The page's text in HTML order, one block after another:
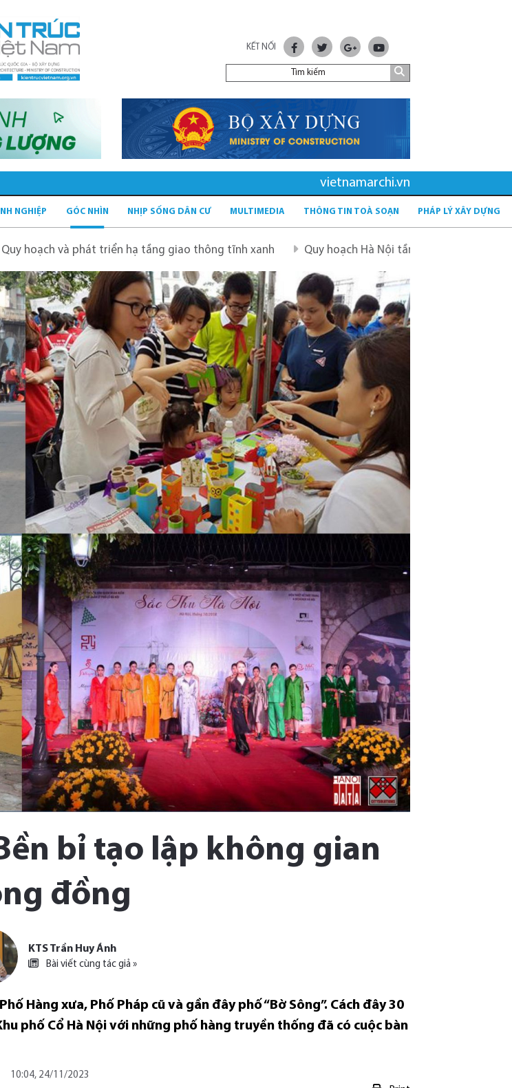
KẾT NỐI
vietnamarchi.vn
NGHIỆP GÓC NHÌN NHỊP SỐNG DÂN CƯ MULTIMEDIA THÔNG TIN TOÀ SOẠN PHÁP LÝ XÂY DỰNG
triển hạ tầng giao thông tĩnh xanh Quy hoạch Hà Nội tầm nhìn 100 năm
bỉ tạo lập không gian
đồng
KTS Trần Huy Ánh
Bài viết cùng tác giả »
Hàng xưa, Phố Pháp cũ và gần đây phố “Bờ Sông”. Cách đây 30
phố Cổ Hà Nội với những phố hàng truyền thống đã có cuộc bàn
10:04, 24/11/2023